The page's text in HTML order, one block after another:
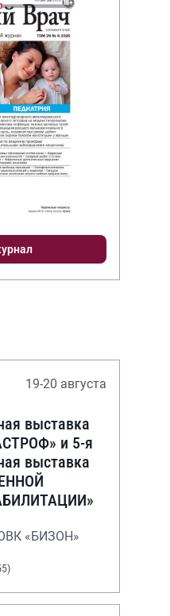
19-20 августа
выставка
и 5-я
выставка
«БИЗОН»